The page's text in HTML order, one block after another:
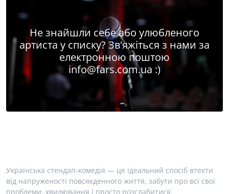
Не знайшли себе або улюбленого
артиста у списку? Зв'яжіться з нами за
електронною поштою
info@fars.com.ua :)
Українська стендап-комедія — це ідеальний спосіб втекти
від напруженості повсякденного життя, забути про всі свої
проблеми, хвилювання і просто розслабитися.